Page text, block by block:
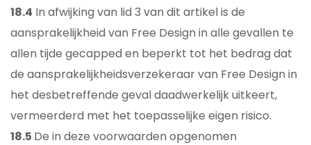
18.4 In afwijking van lid 3 van dit artikel is de
aansprakelijkheid van Free Design in alle gevallen te
allen tijde gecapped en beperkt tot het bedrag dat
de aansprakelijkheidsverzekeraar van Free Design in
het desbetreffende geval daadwerkelijk uitkeert,
vermeerderd met het toepasselijke eigen risico.
18.5 De in deze voorwaarden opgenomen